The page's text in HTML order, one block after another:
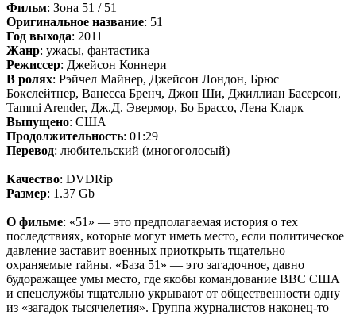
Фильм: Зона 51 / 51
Оригинальное название: 51
Год выхода: 2011
Жанр: ужасы, фантастика
Режиссер: Джейсон Коннери
В ролях: Рэйчел Майнер, Джейсон Лондон, Брюс
Бокслейтнер, Ванесса Бренч, Джон Ши, Джиллиан Басерсон,
Tammi Arender, Дж.Д. Эвермор, Бо Брассо, Лена Кларк
Выпущено: США
Продолжительность: 01:29
Перевод: любительский (многоголосый)
Качество: DVDRip
Размер: 1.37 Gb
О фильме: «51» — это предполагаемая история о тех
последствиях, которые могут иметь место, если политическое
давление заставит военных приоткрыть тщательно
охраняемые тайны. «База 51» — это загадочное, давно
будоражащее умы место, где якобы командование ВВС США
и спецслужбы тщательно укрывают от общественности одну
из «загадок тысячелетия». Группа журналистов наконец-то